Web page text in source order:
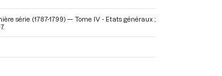
série (1787-1799) — Tome IV - Etats généraux ;